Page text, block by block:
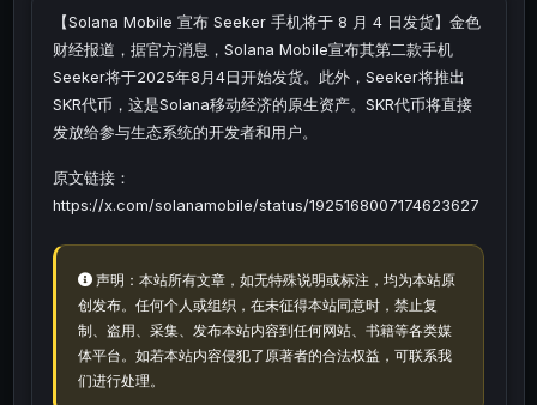
【Solana Mobile 宣布 Seeker 手机将于 8 月 4 日发货】金色
财经报道，据官方消息，Solana Mobile宣布其第二款手机
Seeker将于2025年8月4日开始发货。此外，Seeker将推出
SKR代币，这是Solana移动经济的原生资产。SKR代币将直接
发放给参与生态系统的开发者和用户。
原文链接：
https://x.com/solanamobile/status/1925168007174623627
声明：本站所有文章，如无特殊说明或标注，均为本站原
创发布。任何个人或组织，在未征得本站同意时，禁止复
制、盗用、采集、发布本站内容到任何网站、书籍等各类媒
体平台。如若本站内容侵犯了原著者的合法权益，可联系我
们进行处理。